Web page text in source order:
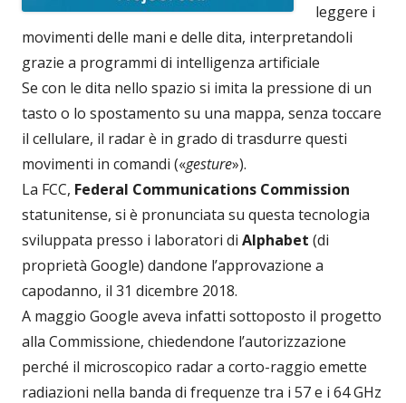
leggere i
movimenti delle mani e delle dita, interpretandoli
grazie a programmi di intelligenza artificiale
Se con le dita nello spazio si imita la pressione di un
tasto o lo spostamento su una mappa, senza toccare
il cellulare, il radar è in grado di trasdurre questi
movimenti in comandi («gesture»).
La FCC, Federal Communications Commission
statunitense, si è pronunciata su questa tecnologia
sviluppata presso i laboratori di Alphabet (di
proprietà Google) dandone l’approvazione a
capodanno, il 31 dicembre 2018.
A maggio Google aveva infatti sottoposto il progetto
alla Commissione, chiedendone l’autorizzazione
perché il microscopico radar a corto-raggio emette
radiazioni nella banda di frequenze tra i 57 e i 64 GHz